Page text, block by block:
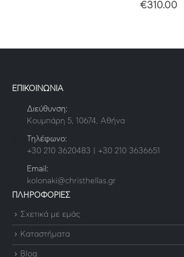
€310.00
ΕΠΙΚΟΙΝΩΝΙΑ
Διεύθυνση:
Κουμπάρη 5, 10674, Αθήνα
Τηλέφωνο:
+30 210 3620483 | +30 210 3636651
Email:
kolonaki@christhellas.gr
ΠΛΗΡΟΦΟΡΙΕΣ
Σχετικά με εμάς
Καταστήματα
Blog